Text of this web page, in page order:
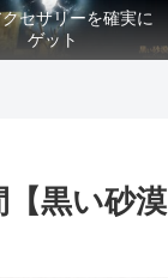
セサリーを確実に
ゲット
黒い砂漠